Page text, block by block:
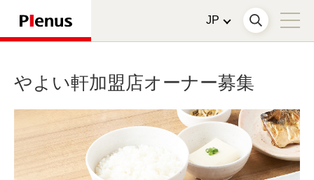
やよい軒加盟店オーナー募集